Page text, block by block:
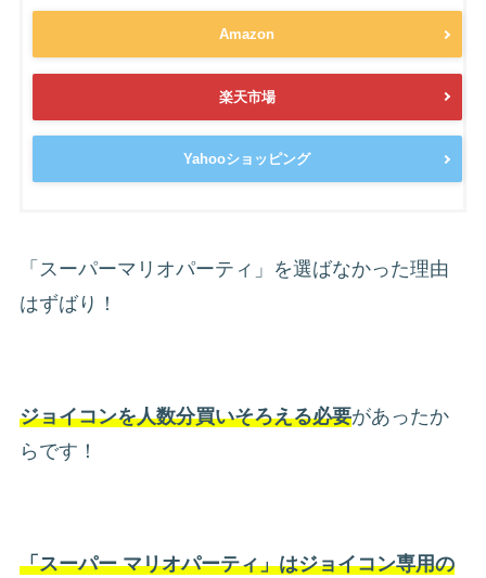
Amazon
楽天市場
Yahooショッピング
「スーパーマリオパーティ」を選ばなかった理由
はずばり！
ジョイコンを人数分買いそろえる必要があったか
らです！
「スーパー マリオパーティ」はジョイコン専用の